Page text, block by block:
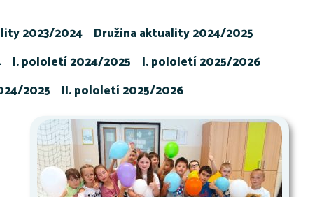
2023/2024
Družina aktuality 2024/2025
I. pololetí 2024/2025
I. pololetí 2025/2026
2025 II. pololetí 2025/2026